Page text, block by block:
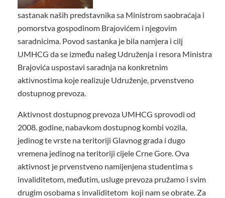
sastanak naših predstavnika sa Ministrom saobraćaja i
pomorstva gospodinom Brajovićem i njegovim
saradnicima. Povod sastanka je bila namjera i cilj
UMHCG da se između našeg Udruženja i resora Ministra
Brajovića uspostavi saradnja na konkretnim
aktivnostima koje realizuje Udruženje, prvenstveno
dostupnog prevoza.
Aktivnost dostupnog prevoza UMHCG sprovodi od
2008. godine, nabavkom dostupnog kombi vozila,
jedinog te vrste na teritoriji Glavnog grada i dugo
vremena jedinog na teritoriji cijele Crne Gore. Ova
aktivnost je prvenstveno namijenjena studentima s
invaliditetom, međutim, usluge prevoza pružamo i svim
drugim osobama s invaliditetom koji nam se obrate. Za